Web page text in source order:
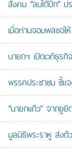
สังคม “ลมใต้ปีก”
เมื่อท่านจอมพลขอใ
นายกฯ เปิดเวทีธุร
พรรคประชาชน ชี้แ
“นายกแก้ว” จากยู
มูลนิธิพระราหู ส่งตั